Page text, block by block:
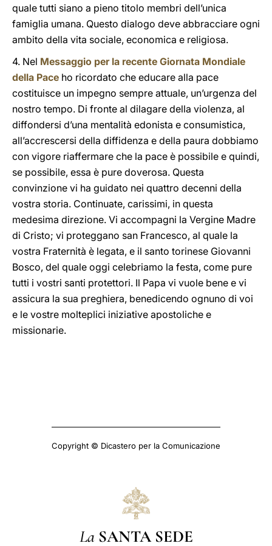
quale tutti siano a pieno titolo membri dell’unica
famiglia umana. Questo dialogo deve abbracciare ogni
ambito della vita sociale, economica e religiosa.
4. Nel Messaggio per la recente Giornata Mondiale
della Pace ho ricordato che educare alla pace
costituisce un impegno sempre attuale, un’urgenza del
nostro tempo. Di fronte al dilagare della violenza, al
diffondersi d’una mentalità edonista e consumistica,
all’accrescersi della diffidenza e della paura dobbiamo
con vigore riaffermare che la pace è possibile e quindi,
se possibile, essa è pure doverosa. Questa
convinzione vi ha guidato nei quattro decenni della
vostra storia. Continuate, carissimi, in questa
medesima direzione. Vi accompagni la Vergine Madre
di Cristo; vi proteggano san Francesco, al quale la
vostra Fraternità è legata, e il santo torinese Giovanni
Bosco, del quale oggi celebriamo la festa, come pure
tutti i vostri santi protettori. Il Papa vi vuole bene e vi
assicura la sua preghiera, benedicendo ognuno di voi
e le vostre molteplici iniziative apostoliche e
missionarie.
Copyright © Dicastero per la Comunicazione
La SANTA SEDE